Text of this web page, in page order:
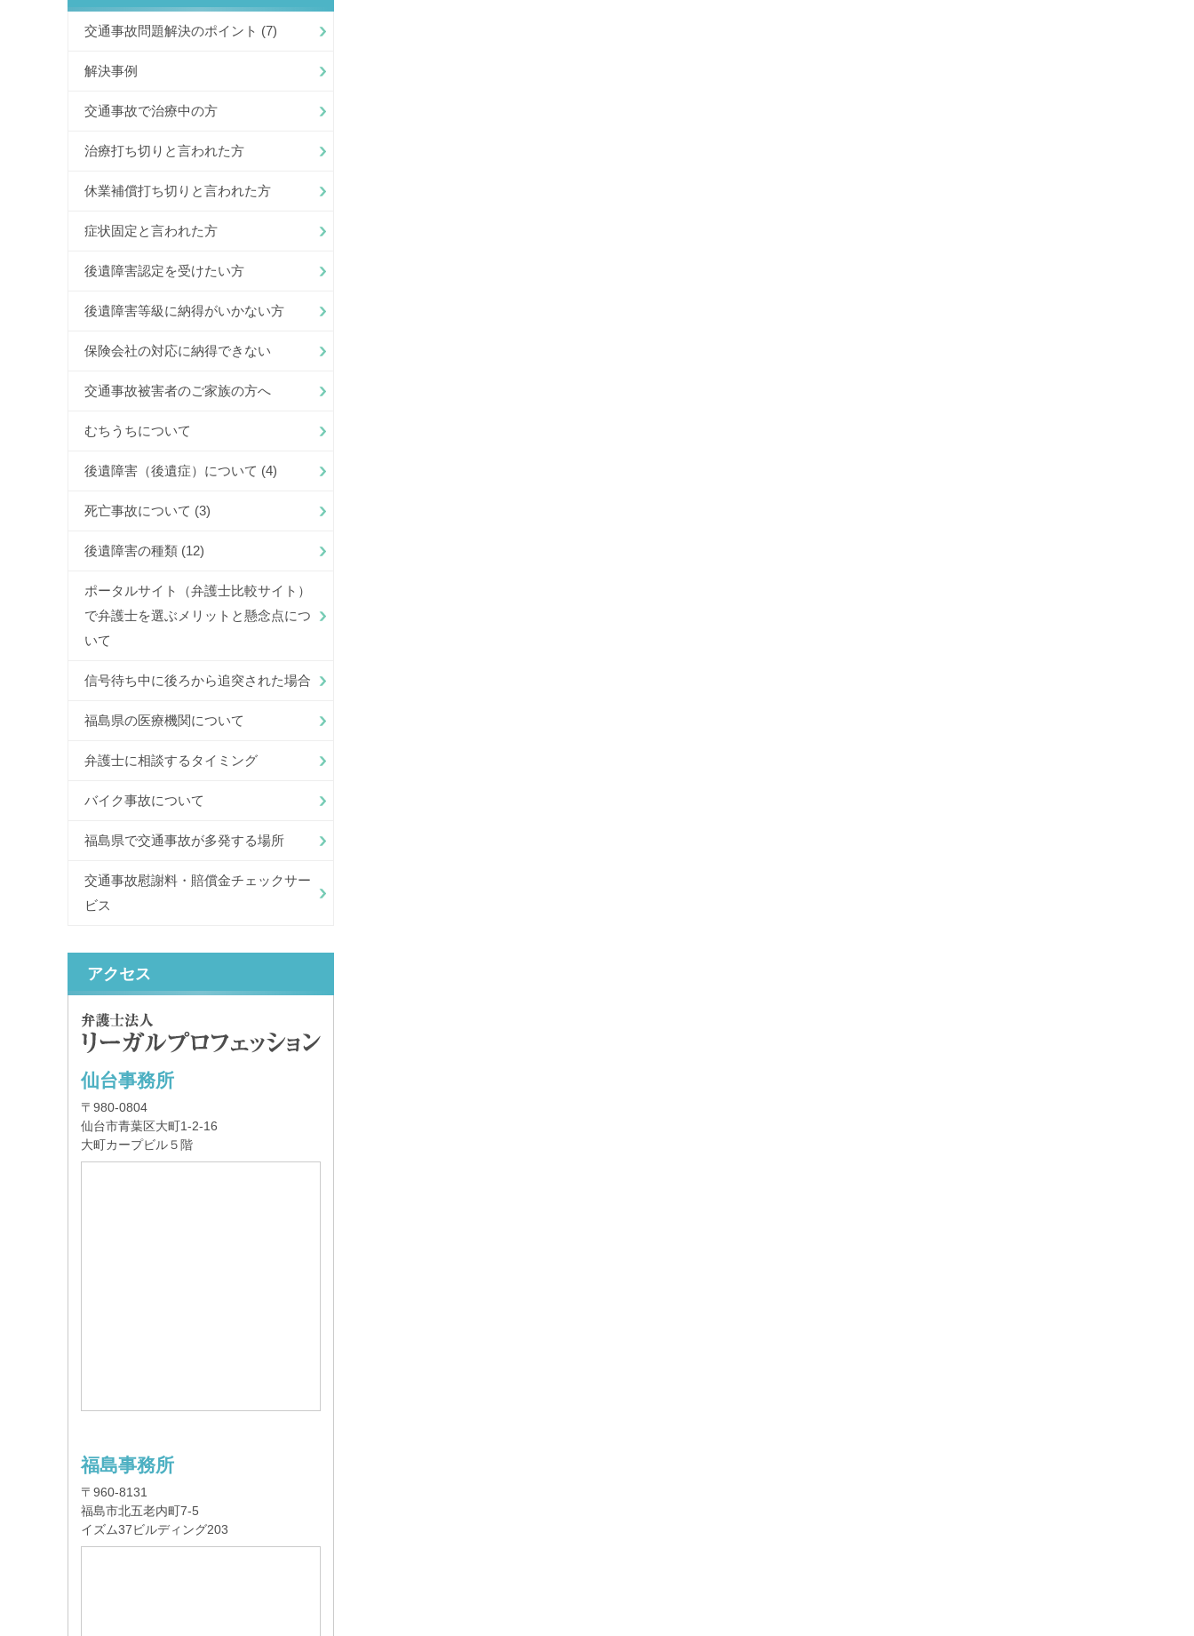
交通事故問題解決のポイント (7)
解決事例
交通事故で治療中の方
治療打ち切りと言われた方
休業補償打ち切りと言われた方
症状固定と言われた方
後遺障害認定を受けたい方
後遺障害等級に納得がいかない方
保険会社の対応に納得できない
交通事故被害者のご家族の方へ
むちうちについて
後遺障害（後遺症）について (4)
死亡事故について (3)
後遺障害の種類 (12)
ポータルサイト（弁護士比較サイト）
で弁護士を選ぶメリットと懸念点につ
いて
信号待ち中に後ろから追突された場合
福島県の医療機関について
弁護士に相談するタイミング
バイク事故について
福島県で交通事故が多発する場所
交通事故慰謝料・賠償金チェックサー
ビス
アクセス
仙台事務所
〒980-0804
仙台市青葉区大町1-2-16
大町カープビル５階
福島事務所
〒960-8131
福島市北五老内町7-5
イズム37ビルディング203